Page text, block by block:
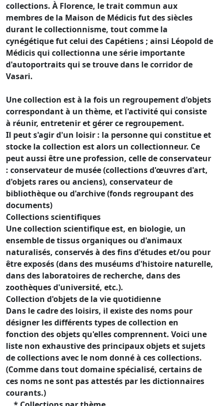
collections. À Florence, le trait commun aux
membres de la Maison de Médicis fut des siècles
durant le collectionnisme, tout comme la
cynégétique fut celui des Capétiens ; ainsi Léopold de
Médicis qui collectionna une série importante
d'autoportraits qui se trouve dans le corridor de
Vasari.
Une collection est à la fois un regroupement d'objets
correspondant à un thème, et l'activité qui consiste
à réunir, entretenir et gérer ce regroupement.
Il peut s'agir d'un loisir : la personne qui constitue et
stocke la collection est alors un collectionneur. Ce
peut aussi être une profession, celle de conservateur
: conservateur de musée (collections d'œuvres d'art,
d'objets rares ou anciens), conservateur de
bibliothèque ou d'archive (fonds regroupant des
documents)
Collections scientifiques
Une collection scientifique est, en biologie, un
ensemble de tissus organiques ou d'animaux
naturalisés, conservés à des fins d'études et/ou pour
être exposés (dans des muséums d'histoire naturelle,
dans des laboratoires de recherche, dans des
zoothèques d'université, etc.).
Collection d'objets de la vie quotidienne
Dans le cadre des loisirs, il existe des noms pour
désigner les différents types de collection en
fonction des objets qu'elles comprennent. Voici une
liste non exhaustive des principaux objets et sujets
de collections avec le nom donné à ces collections.
(Comme dans tout domaine spécialisé, certains de
ces noms ne sont pas attestés par les dictionnaires
courants.)